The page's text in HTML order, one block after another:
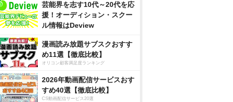
芸能界を志す10代～20代を応
援！オーディション・スクー
ル情報はDeview
漫画読み放題サブスクおすす
め11選【徹底比較】
オリコン顧客満足度ランキング
2026年動画配信サービスおす
すめ40選【徹底比較】
CS動画配信サービス20選